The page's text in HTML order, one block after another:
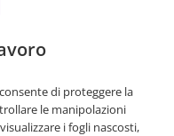
consente di proteggere la
le manipolazioni
i fogli nascosti,